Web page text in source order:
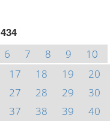
434
6 7 8 9
10
17 18 19
20
27 28 29
30
37 38 39
40